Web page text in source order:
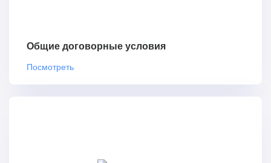
Общие договорные условия
Посмотреть